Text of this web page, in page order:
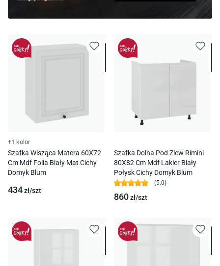
+1 kolor
Szafka Wisząca Matera 60X72
Cm Mdf Folia Biały Mat Cichy
Domyk Blum
434zł/szt
Szafka Dolna Pod Zlew Rimini
80X82 Cm Mdf Lakier Biały
Połysk Cichy Domyk Blum
(5.0)
860zł/szt